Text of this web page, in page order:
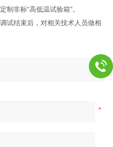
制非标“高低温试验箱"。
试结束后，对相关技术人员做相